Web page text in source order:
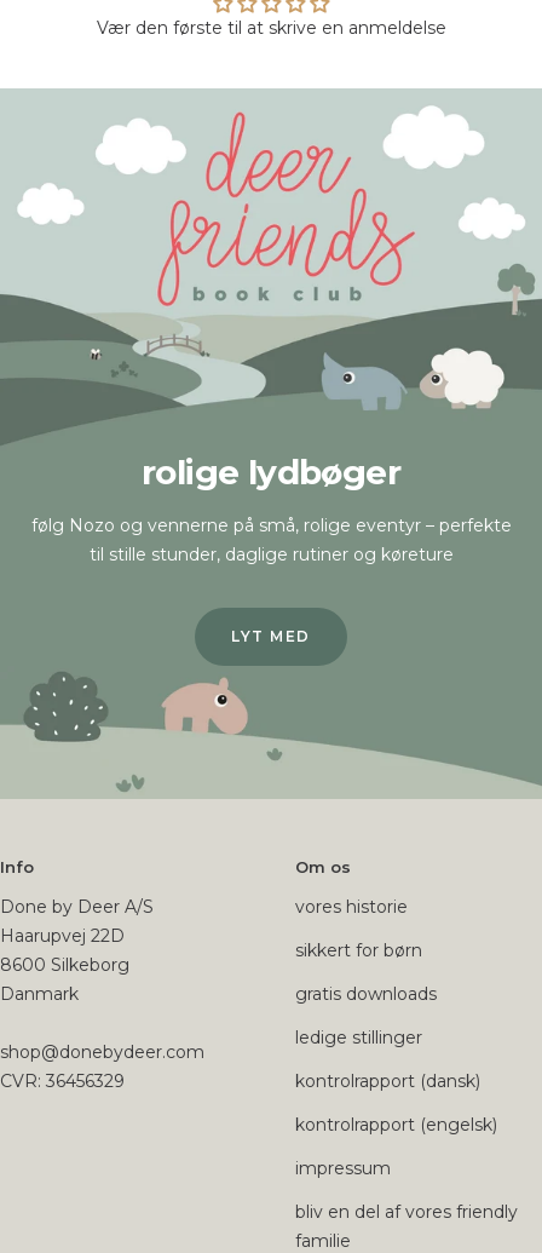
Vær den første til at skrive en anmeldelse
rolige lydbøger
følg Nozo og vennerne på små, rolige eventyr – perfekte
til stille stunder, daglige rutiner og køreture
LYT MED
Info
Done by Deer A/S
Haarupvej 22D
8600 Silkeborg
Danmark
shop@donebydeer.com
CVR: 36456329
Om os
vores historie
sikkert for børn
gratis downloads
ledige stillinger
kontrolrapport (dansk)
kontrolrapport (engelsk)
impressum
bliv en del af vores friendly
familie